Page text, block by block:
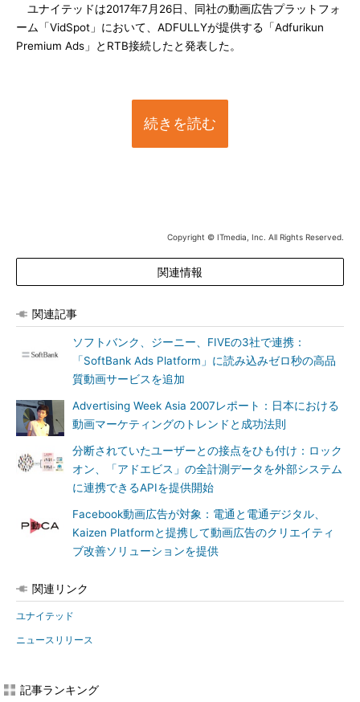
ユナイテッドは2017年7月26日、同社の動画広告プラットフォ
ーム「VidSpot」において、ADFULLYが提供する「Adfurikun
Premium Ads」とRTB接続したと発表した。
続きを読む
Copyright © ITmedia, Inc. All Rights Reserved.
関連情報
関連記事
ソフトバンク、ジーニー、FIVEの3社で連携：
「SoftBank Ads Platform」に読み込みゼロ秒の高品
質動画サービスを追加
Advertising Week Asia 2007レポート：日本における
動画マーケティングのトレンドと成功法則
分断されていたユーザーとの接点をひも付け：ロック
オン、「アドエビス」の全計測データを外部システム
に連携できるAPIを提供開始
Facebook動画広告が対象：電通と電通デジタル、
Kaizen Platformと提携して動画広告のクリエイティ
ブ改善ソリューションを提供
関連リンク
ユナイテッド
ニュースリリース
記事ランキング